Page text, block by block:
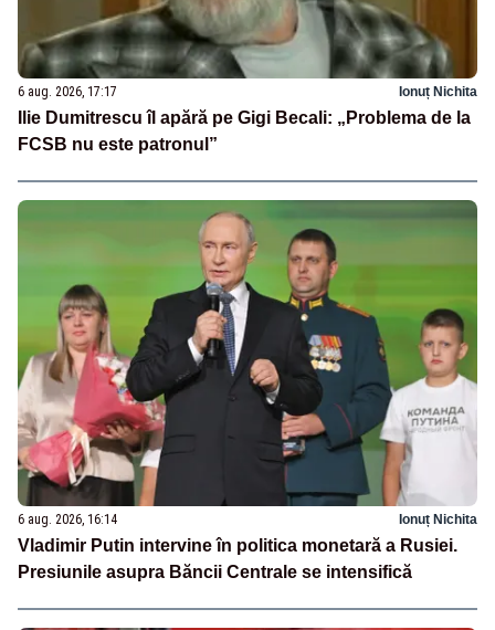
6 aug. 2026, 17:17 Ionuț Nichita
Ilie Dumitrescu îl apără pe Gigi Becali: „Problema de la
FCSB nu este patronul”
6 aug. 2026, 16:14 Ionuț Nichita
Vladimir Putin intervine în politica monetară a Rusiei.
Presiunile asupra Băncii Centrale se intensifică